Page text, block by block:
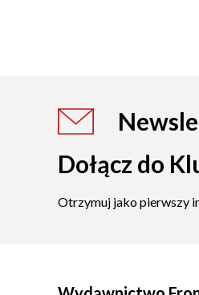
Dołącz do
Otrzymuj jako pierwszy